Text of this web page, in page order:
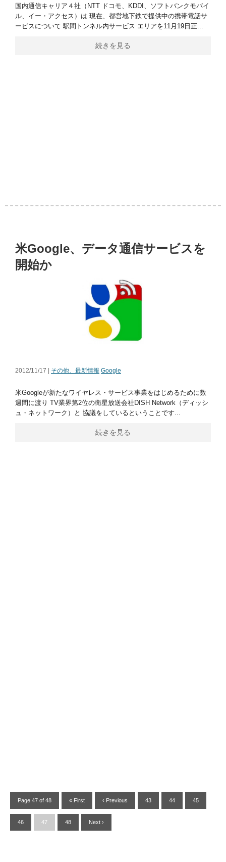
国内通信キャリア４社（NTT ドコモ、KDDI、ソフトバンクモバイ
ル、イー・アクセス）は 現在、都営地下鉄で提供中の携帯電話サ
ービスについて 駅間トンネル内サービス エリアを11月19日正...
続きを見る
米Google、データ通信サービスを
開始か
2012/11/17 | その他、最新情報 Google
米Googleが新たなワイヤレス・サービス事業をはじめるために数
週間に渡り TV業界第2位の衛星放送会社DISH Network（ディッシ
ュ・ネットワーク）と 協議をしているということです...
続きを見る
Page 47 of 48 « First ‹ Previous 43 44 45
46 47 48 Next ›